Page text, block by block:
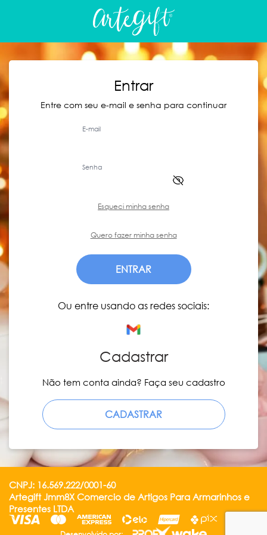
Entrar
Entre com seu e-mail e senha para continuar
E-mail
Senha
Esqueci minha senha
Quero fazer minha senha
ENTRAR
Ou entre usando as redes sociais:
Cadastrar
Não tem conta ainda? Faça seu cadastro
CADASTRAR
CNPJ: 16.569.222/0001-60
Artegift Jmm8X Comercio de Artigos Para Armarinhos e
Presentes LTDA